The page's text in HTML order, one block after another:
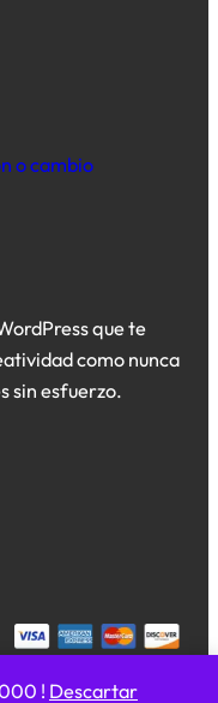
! Descartar
o cambio
que te
como nunca
sin esfuerzo.